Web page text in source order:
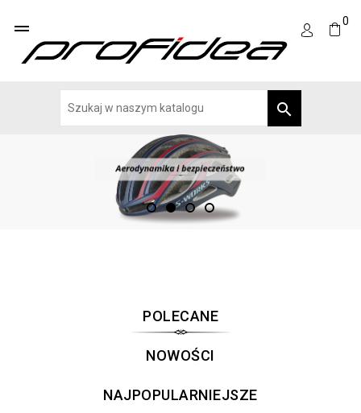
 0

POLECANE
NOWOŚCI
NAJPOPULARNIEJSZE